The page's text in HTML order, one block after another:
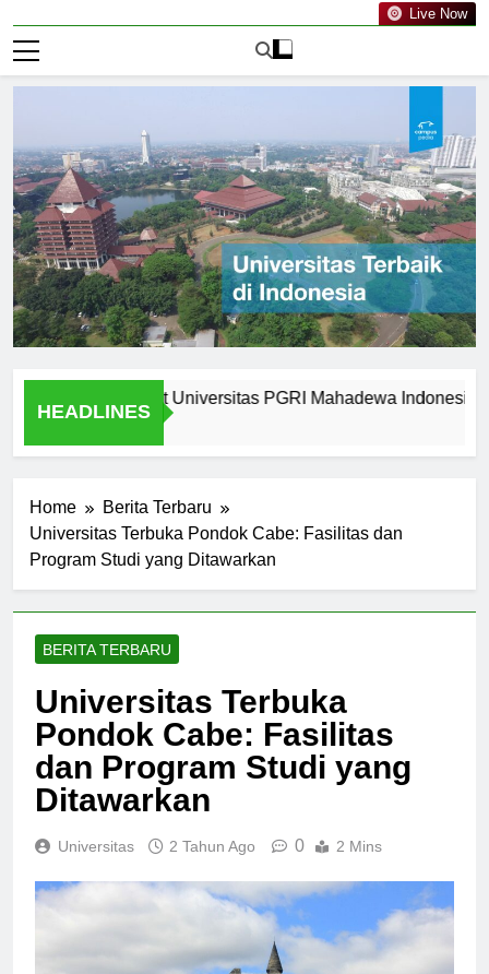
Live Now
HEADLINES
Available at Universitas PGRI Mahadewa Indonesia
Home
Berita Terbaru
Universitas Terbuka Pondok Cabe: Fasilitas dan
Program Studi yang Ditawarkan
BERITA TERBARU
Universitas Terbuka
Pondok Cabe: Fasilitas
dan Program Studi yang
Ditawarkan
Universitas 2 Tahun Ago 0 2 Mins